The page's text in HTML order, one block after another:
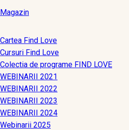
Magazin
Cartea Find Love
Cursuri Find Love
Colectia de programe FIND LOVE
WEBINARII 2021
WEBINARII 2022
WEBINARII 2023
WEBINARII 2024
Webinarii 2025